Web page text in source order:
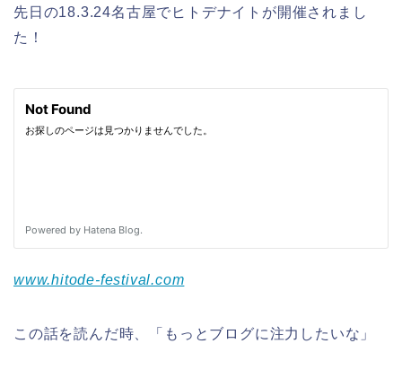
先日の18.3.24名古屋でヒトデナイトが開催されまし
た！
www.hitode-festival.com
この話を読んだ時、「もっとブログに注力したいな」